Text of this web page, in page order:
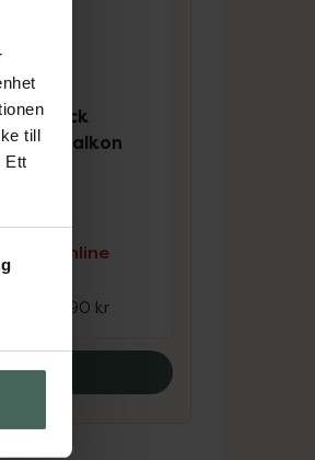
till
Ett
Stick
Kalkon
g
online
kr
pris: 19,90 kr